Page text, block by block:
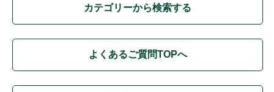
カテゴリーから検索する
よくあるご質問TOPへ